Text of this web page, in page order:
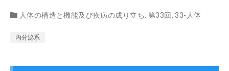
人体の構造と機能及び疾病の成り立ち, 第33回, 33-人体
内分泌系